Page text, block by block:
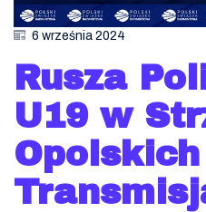
6 września 2024
Rusza
U19 w
Opolskich